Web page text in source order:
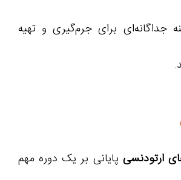
جداگانه‌ای برای جرم‌گیری و تهیه
ارتودنسی پایانی بر یک دوره مهم